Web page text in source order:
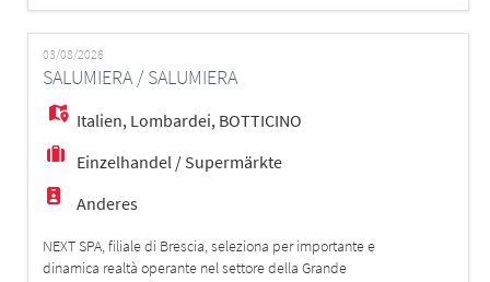
orario Full-Time. 👀 Chi cerchiamo? Il profilo ideale
possiede: - Esperienza minima nella gestione della
cassa e dei pagamenti. - Precisione nel conteggio del
denaro e nella chiusura d
03/08/2026
SALUMIERA / SALUMIERA
Italien, Lombardei, BOTTICINO
Einzelhandel / Supermärkte
Anderes
NEXT SPA, filiale di Brescia, seleziona per importante e
dinamica realtà operante nel settore della Grande